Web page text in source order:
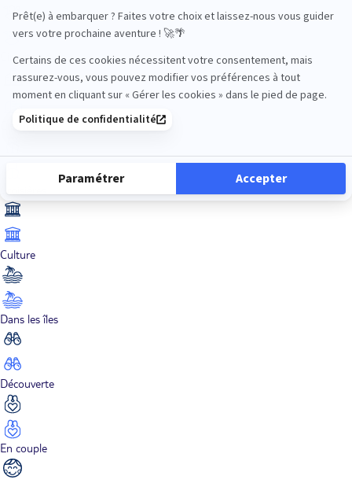
Circuits privés
City Trips
Culture
Dans les îles
Découverte
En couple